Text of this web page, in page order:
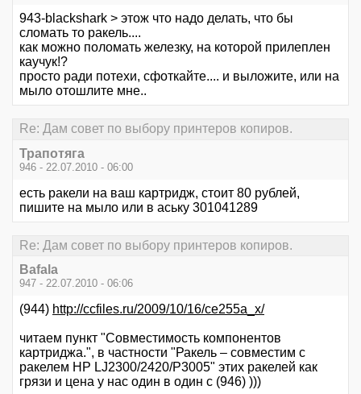
943-blackshark > этож что надо делать, что бы
сломать то ракель....
как можно поломать железку, на которой прилеплен
каучук!?
просто ради потехи, сфоткайте.... и выложите, или на
мыло отошлите мне..
Re: Дам совет по выбору принтеров копиров.
Трапотяга
946 - 22.07.2010 - 06:00
есть ракели на ваш картридж, стоит 80 рублей,
пишите на мыло или в аську 301041289
Re: Дам совет по выбору принтеров копиров.
Bafala
947 - 22.07.2010 - 06:06
(944) http://ccfiles.ru/2009/10/16/ce255a_x/
читаем пункт "Совместимость компонентов
картриджа.", в частности "Ракель – совместим с
ракелем HP LJ2300/2420/P3005" этих ракелей как
грязи и цена у нас один в один с (946) )))